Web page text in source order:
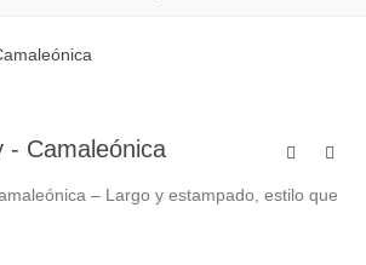
- Camaleónica
– Largo y estampado, estilo que